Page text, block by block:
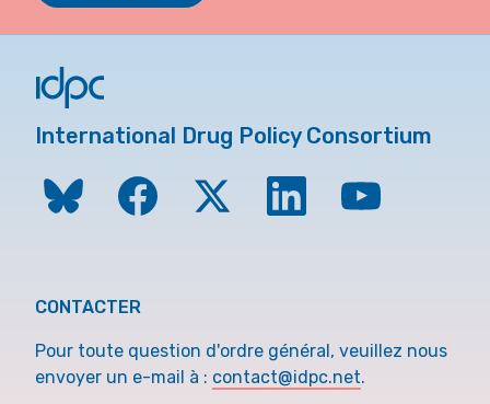
International Drug Policy Consortium
CONTACTER
Pour toute question d'ordre général, veuillez nous
envoyer un e-mail à : contact@idpc.net.